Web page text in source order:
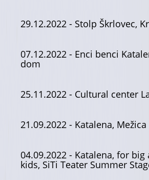
29.12.2022 - Stolp Škrlovec,
07.12.2022 - Enci benci
dom
25.11.2022 - Cultural center
21.09.2022 - Katalena, Mežica
04.09.2022 - Katalena, for big
kids, SiTi Teater Summer